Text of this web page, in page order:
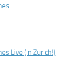
Live (in Zurich!)